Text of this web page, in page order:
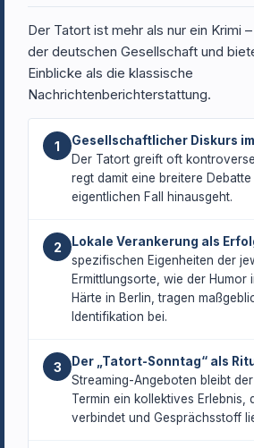
Der Tatort ist mehr als nur ein Krimi
der deutschen Gesellschaft und
Einblicke als die klassische
Nachrichtenberichterstattung.
1
Gesellschaftlicher Diskurs
Der Tatort greift oft
regt damit eine breitere
eigentlichen Fall hinausgeht.
2 Lokale Verankerung als
spezifischen Eigenheiten der
Ermittlungsorte, wie der Humor
Härte in Berlin, tragen
Identifikation bei.
3 Der „Tatort-Sonntag“ als
Streaming-Angeboten bleibt
Termin ein kollektives Erlebnis,
verbindet und Gesprächsstoff